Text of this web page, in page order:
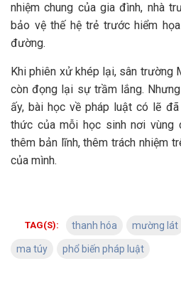
nhiệm chung của gia đình, nhà
bảo vệ thế hệ trẻ trước hiểm
đường.
Khi phiên xử khép lại, sân trường
còn đọng lại sự trầm lắng.
ấy, bài học về pháp luật có lẽ
thức của mỗi học sinh nơi vùng
thêm bản lĩnh, thêm trách nhiệm
của mình.
TAG(S): thanh hóa mường lát
ma túy phổ biến pháp luật